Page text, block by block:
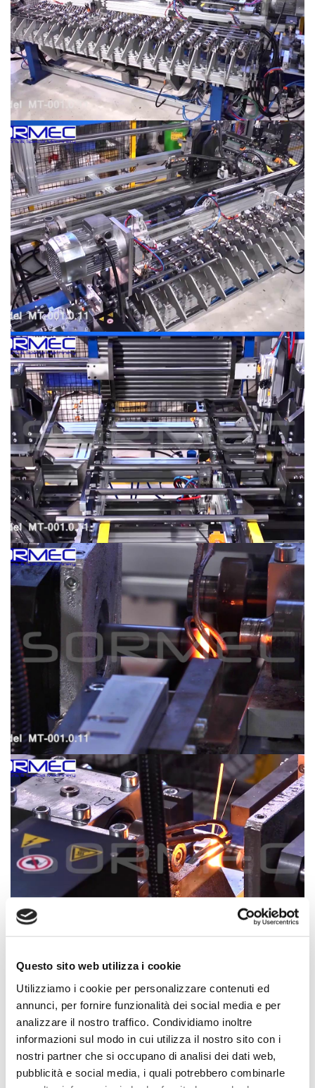
Questo sito web utilizza i cookie
Utilizziamo i cookie per personalizzare contenuti ed
annunci, per fornire funzionalità dei social media e per
analizzare il nostro traffico. Condividiamo inoltre
informazioni sul modo in cui utilizza il nostro sito con i
nostri partner che si occupano di analisi dei dati web,
pubblicità e social media, i quali potrebbero combinarle